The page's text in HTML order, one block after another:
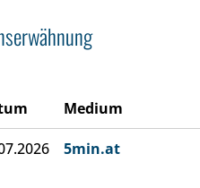
Medium
5min.at